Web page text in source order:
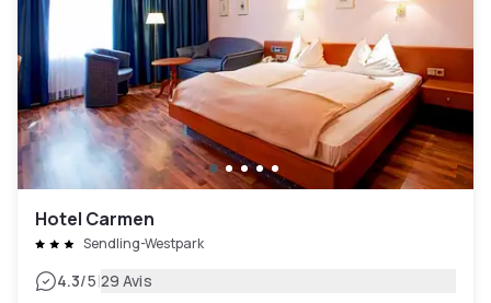
Hotel Carmen
Sendling-Westpark
4.3/5|29 Avis